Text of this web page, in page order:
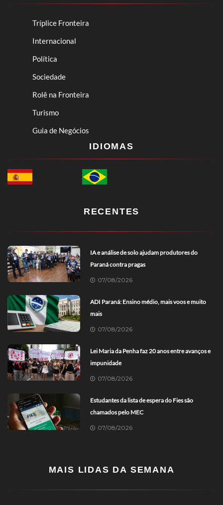
Tríplice Fronteira
Internacional
Política
Sociedade
Rolê na Fronteira
Turismo
Guia de Negócios
IDIOMAS
RECENTES
IA e análise de solo ajudam produtores do
Paraná contra pragas
07/08/2026
ADI Paraná: Ensino médio, mais voos e muito
mais
07/08/2026
Lei Maria da Penha faz 20 anos entre avanços e
impunidade
07/08/2026
Estudantes da lista de espera do Fies são
chamados pelo MEC
07/08/2026
MAIS LIDAS DA SEMANA